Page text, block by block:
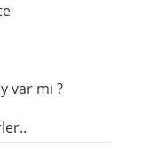
var mı ?